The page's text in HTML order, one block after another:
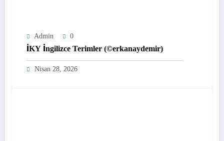
Admin 0
İKY İngilizce Terimler (©erkanaydemir)
Nisan 28, 2026